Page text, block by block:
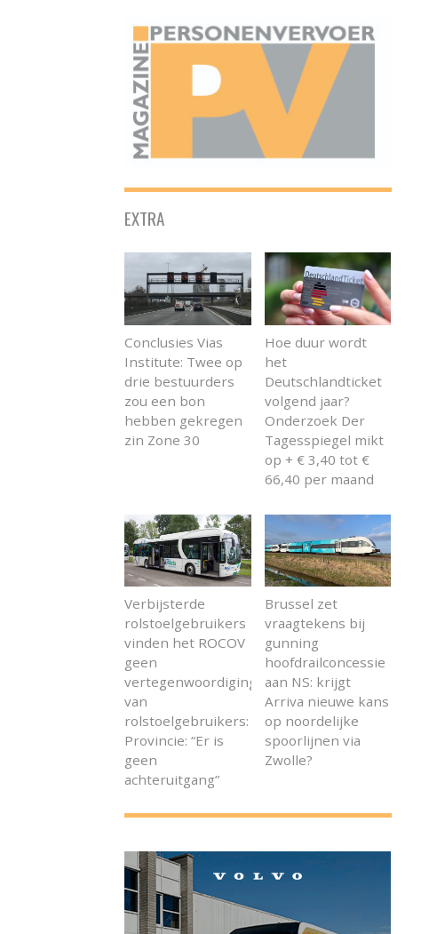
EXTRA
Conclusies Vias
Institute: Twee op
drie bestuurders
zou een bon
hebben gekregen
zin Zone 30
Hoe duur wordt
het
Deutschlandticket
volgend jaar?
Onderzoek Der
Tagesspiegel mikt
op + € 3,40 tot €
66,40 per maand
Verbijsterde
rolstoelgebruikers
vinden het ROCOV
geen
vertegenwoordiging
van
rolstoelgebruikers:
Provincie: “Er is
geen
achteruitgang”
Brussel zet
vraagtekens bij
gunning
hoofdrailconcessie
aan NS: krijgt
Arriva nieuwe kans
op noordelijke
spoorlijnen via
Zwolle?